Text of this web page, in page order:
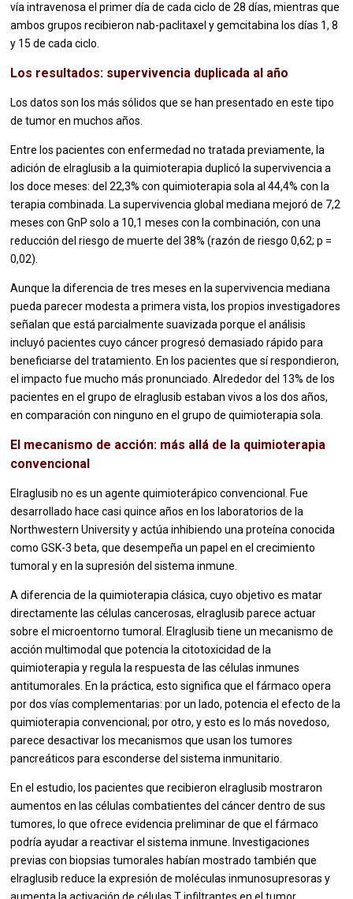
vía intravenosa el primer día de cada ciclo de 28 días, mientras que
ambos grupos recibieron nab-paclitaxel y gemcitabina los días 1, 8
y 15 de cada ciclo.
Los resultados: supervivencia duplicada al año
Los datos son los más sólidos que se han presentado en este tipo
de tumor en muchos años.
Entre los pacientes con enfermedad no tratada previamente, la
adición de elraglusib a la quimioterapia duplicó la supervivencia a
los doce meses: del 22,3% con quimioterapia sola al 44,4% con la
terapia combinada. La supervivencia global mediana mejoró de 7,2
meses con GnP solo a 10,1 meses con la combinación, con una
reducción del riesgo de muerte del 38% (razón de riesgo 0,62; p =
0,02).
Aunque la diferencia de tres meses en la supervivencia mediana
pueda parecer modesta a primera vista, los propios investigadores
señalan que está parcialmente suavizada porque el análisis
incluyó pacientes cuyo cáncer progresó demasiado rápido para
beneficiarse del tratamiento. En los pacientes que sí respondieron,
el impacto fue mucho más pronunciado. Alrededor del 13% de los
pacientes en el grupo de elraglusib estaban vivos a los dos años,
en comparación con ninguno en el grupo de quimioterapia sola.
El mecanismo de acción: más allá de la quimioterapia
convencional
Elraglusib no es un agente quimioterápico convencional. Fue
desarrollado hace casi quince años en los laboratorios de la
Northwestern University y actúa inhibiendo una proteína conocida
como GSK-3 beta, que desempeña un papel en el crecimiento
tumoral y en la supresión del sistema inmune.
A diferencia de la quimioterapia clásica, cuyo objetivo es matar
directamente las células cancerosas, elraglusib parece actuar
sobre el microentorno tumoral. Elraglusib tiene un mecanismo de
acción multimodal que potencia la citotoxicidad de la
quimioterapia y regula la respuesta de las células inmunes
antitumorales. En la práctica, esto significa que el fármaco opera
por dos vías complementarias: por un lado, potencia el efecto de la
quimioterapia convencional; por otro, y esto es lo más novedoso,
parece desactivar los mecanismos que usan los tumores
pancreáticos para esconderse del sistema inmunitario.
En el estudio, los pacientes que recibieron elraglusib mostraron
aumentos en las células combatientes del cáncer dentro de sus
tumores, lo que ofrece evidencia preliminar de que el fármaco
podría ayudar a reactivar el sistema inmune. Investigaciones
previas con biopsias tumorales habían mostrado también que
elraglusib reduce la expresión de moléculas inmunosupresoras y